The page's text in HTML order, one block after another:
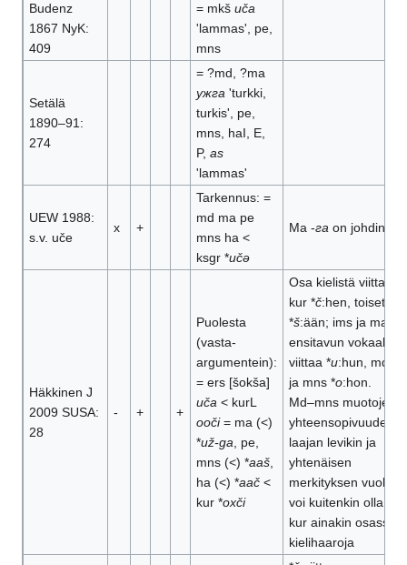
Budenz
1867 NyK:
409
= mkš uča
'lammas', pe,
mns
Setälä
1890–91:
274
= ?md, ?ma
ужга 'turkki,
turkis', pe,
mns, haI, E,
P, as
'lammas'
UEW 1988:
s.v. uče
x +
Tarkennus: =
md ma pe
mns ha <
ksgr *učə
Ma -га on johdin
Häkkinen J
2009 SUSA:
28
- + +
Puolesta
(vasta-
argumentein):
= ers [šokša]
uča < kurL
ooči= ma (<)
*už-ga , pe,
mns (<) *aaš,
ha (<) *aač<
kur *oxči
Osa kielistä viittaa
kur *č:hen, toiset
*š:ään; ims ja ma
ensitavun vokaali
viittaa *u:hun, md
ja mns *o:hon.
Md–mns muotojen
yhteensopivuuden,
laajan levikin ja
yhtenäisen
merkityksen vuoksi
voi kuitenkin olla <
kur ainakin osassa
kielihaaroja